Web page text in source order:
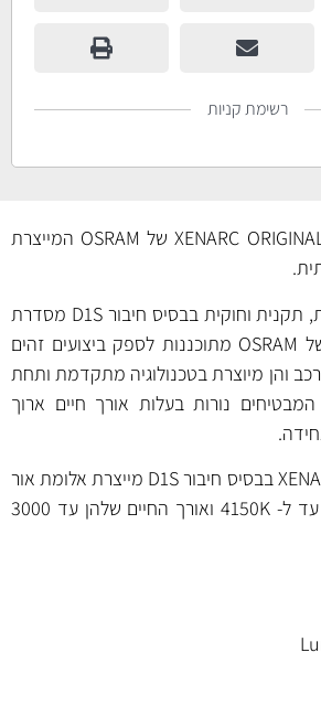
רשימת קניות
נורת גז D1S מסדרת XENARC ORIGINAL של OSRAM המייצרת
נורת גז (קסנון) איכותית, תקנית וחוקית בבסיס חיבור D1S מסדרת
XENARC ORIGINAL של OSRAM מתוכננות לספק ביצועים זהים
והן מיוצרת בטכנולוגיה מתקדמת ותחת
נורות בעלות אורך חיים ארוך
נורת ה- XENARC ORIGINAL בבסיס חיבור D1S מייצרת אלומת אור
בעלת גוון בהיר המגיע עד ל- 4150K ואורך החיים שלהן עד 3000